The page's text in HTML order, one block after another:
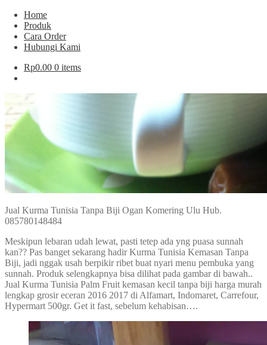
Home
Produk
Cara Order
Hubungi Kami
Rp0.00 0 items
Jual Kurma Tunisia Tanpa Biji Ogan Komering Ulu Hub.
085780148484
Meskipun lebaran udah lewat, pasti tetep ada yng puasa sunnah
kan?? Pas banget sekarang hadir Kurma Tunisia Kemasan Tanpa
Biji, jadi nggak usah berpikir ribet buat nyari menu pembuka yang
sunnah. Produk selengkapnya bisa dilihat pada gambar di bawah..
Jual Kurma Tunisia Palm Fruit kemasan kecil tanpa biji harga murah
lengkap grosir eceran 2016 2017 di Alfamart, Indomaret, Carrefour,
Hypermart 500gr. Get it fast, sebelum kehabisan….